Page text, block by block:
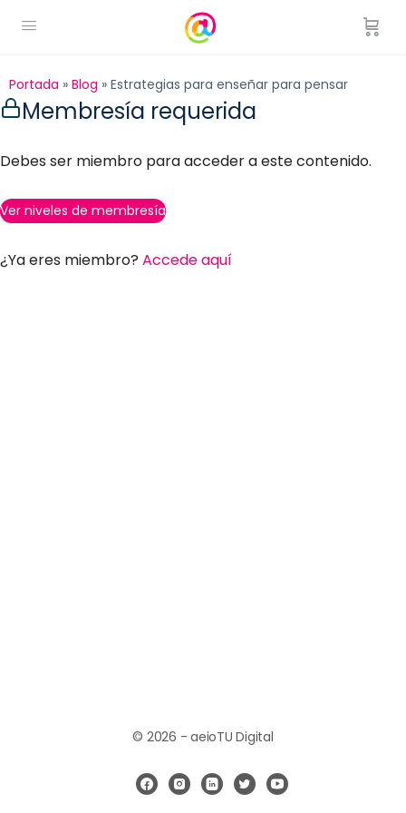
Portada » Blog » Estrategias para enseñar para pensar
Membresía requerida
Debes ser miembro para acceder a este contenido.
Ver niveles de membresía
¿Ya eres miembro? Accede aquí
© 2026 - aeioTU Digital